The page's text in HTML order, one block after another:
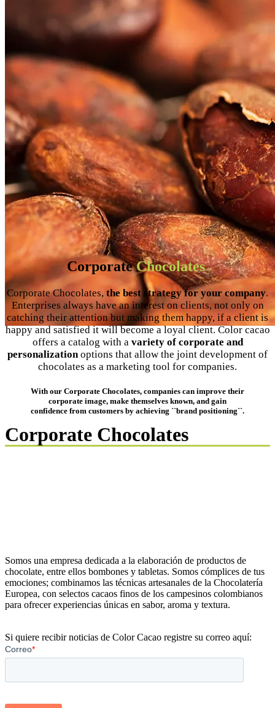
Corporate Chocolates
CorporateChocolates
Corporate Chocolates, the best strategy for your company.
Enterprises always have an interest on clients, not only on
catching their attention but making them happy, if a client is
happy and satisfied it will become a loyal client. Color cacao
offers a catalog with a variety of corporate and
personalizationoptions that allow the joint development of
chocolates as a marketing tool for companies.
With our Corporate Chocolates, companies can improve their
corporate image, make themselves known, and gain
confidence from customers by achieving ``brand positioning``.
Somos una empresa dedicada a la elaboración de productos de
chocolate, entre ellos bombones y tabletas. Somos cómplices de tus
emociones; combinamos las técnicas artesanales de la Chocolatería
Europea, con selectos cacaos finos de los campesinos colombianos
para ofrecer experiencias únicas en sabor, aroma y textura.
Si quiere recibir noticias de Color Cacao registre su correo aquí: